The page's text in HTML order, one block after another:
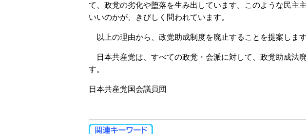
て、政党の劣化や堕落を生み出しています。このような民主
いいのかが、きびしく問われています。
以上の理由から、政党助成制度を廃止することを提案します
日本共産党は、すべての政党・会派に対して、政党助成法
す。
日本共産党国会議員団